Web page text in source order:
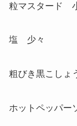
粒マスタード
塩 少々
粗びき黒こし
ホットペッパ